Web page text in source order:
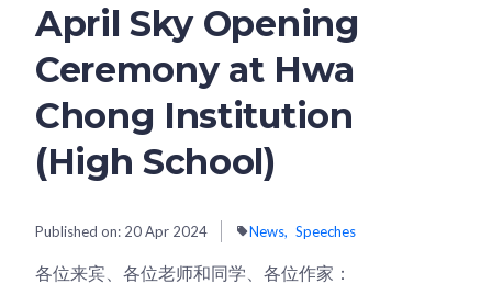
April Sky Opening
Ceremony at Hwa
Chong Institution
(High School)
Published on: 20 Apr 2024 News Speeches
各位来宾、各位老师和同学、各位作家：